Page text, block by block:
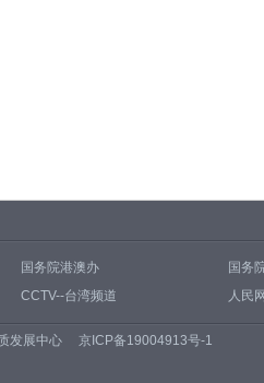
国务院港澳办
国务
CCTV--台湾频道 人民
发展中心
京ICP备19004913号-1